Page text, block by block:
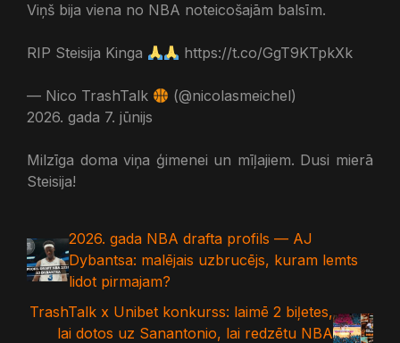
Viņš bija viena no NBA noteicošajām balsīm.
RIP Steisija Kinga https://t.co/GgT9KTpkXk
— Nico TrashTalk
(@nicolasmeichel)
2026. gada 7. jūnijs
Milzīga doma viņa ģimenei un mīļajiem. Dusi mierā
Steisija!
2026. gada NBA drafta profils — AJ
Dybantsa: malējais uzbrucējs, kuram lemts
lidot pirmajam?
TrashTalk x Unibet konkurss: laimē 2 biļetes,
lai dotos uz Sanantonio, lai redzētu NBA